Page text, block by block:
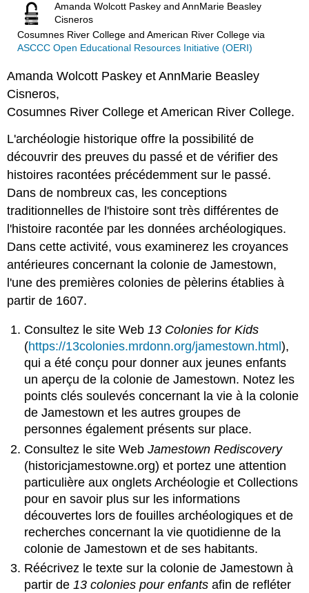
Amanda Wolcott Paskey and AnnMarie Beasley
Cisneros
Cosumnes River College and American River Collegevia
ASCCC Open Educational Resources Initiative (OERI)
Amanda Wolcott Paskey et AnnMarie Beasley
Cisneros,
Cosumnes River College et American River College.
L'archéologie historique offre la possibilité de
découvrir des preuves du passé et de vérifier des
histoires racontées précédemment sur le passé.
Dans de nombreux cas, les conceptions
traditionnelles de l'histoire sont très différentes de
l'histoire racontée par les données archéologiques.
Dans cette activité, vous examinerez les croyances
antérieures concernant la colonie de Jamestown,
l'une des premières colonies de pèlerins établies à
partir de 1607.
Consultez le site Web13 Colonies for Kids
(https://13colonies.mrdonn.org/jamestown.html),
qui a été conçu pour donner aux jeunes enfants
un aperçu de la colonie de Jamestown. Notez les
points clés soulevés concernant la vie à la colonie
de Jamestown et les autres groupes de
personnes également présents sur place.
Consultez le site WebJamestown Rediscovery
(historicjamestowne.org) et portez une attention
particulière aux onglets Archéologie et Collections
pour en savoir plus sur les informations
découvertes lors de fouilles archéologiques et de
recherches concernant la vie quotidienne de la
colonie de Jamestown et de ses habitants.
Réécrivez le texte sur la colonie de Jamestown à
partir de13 colonies pour enfants afin de refléter